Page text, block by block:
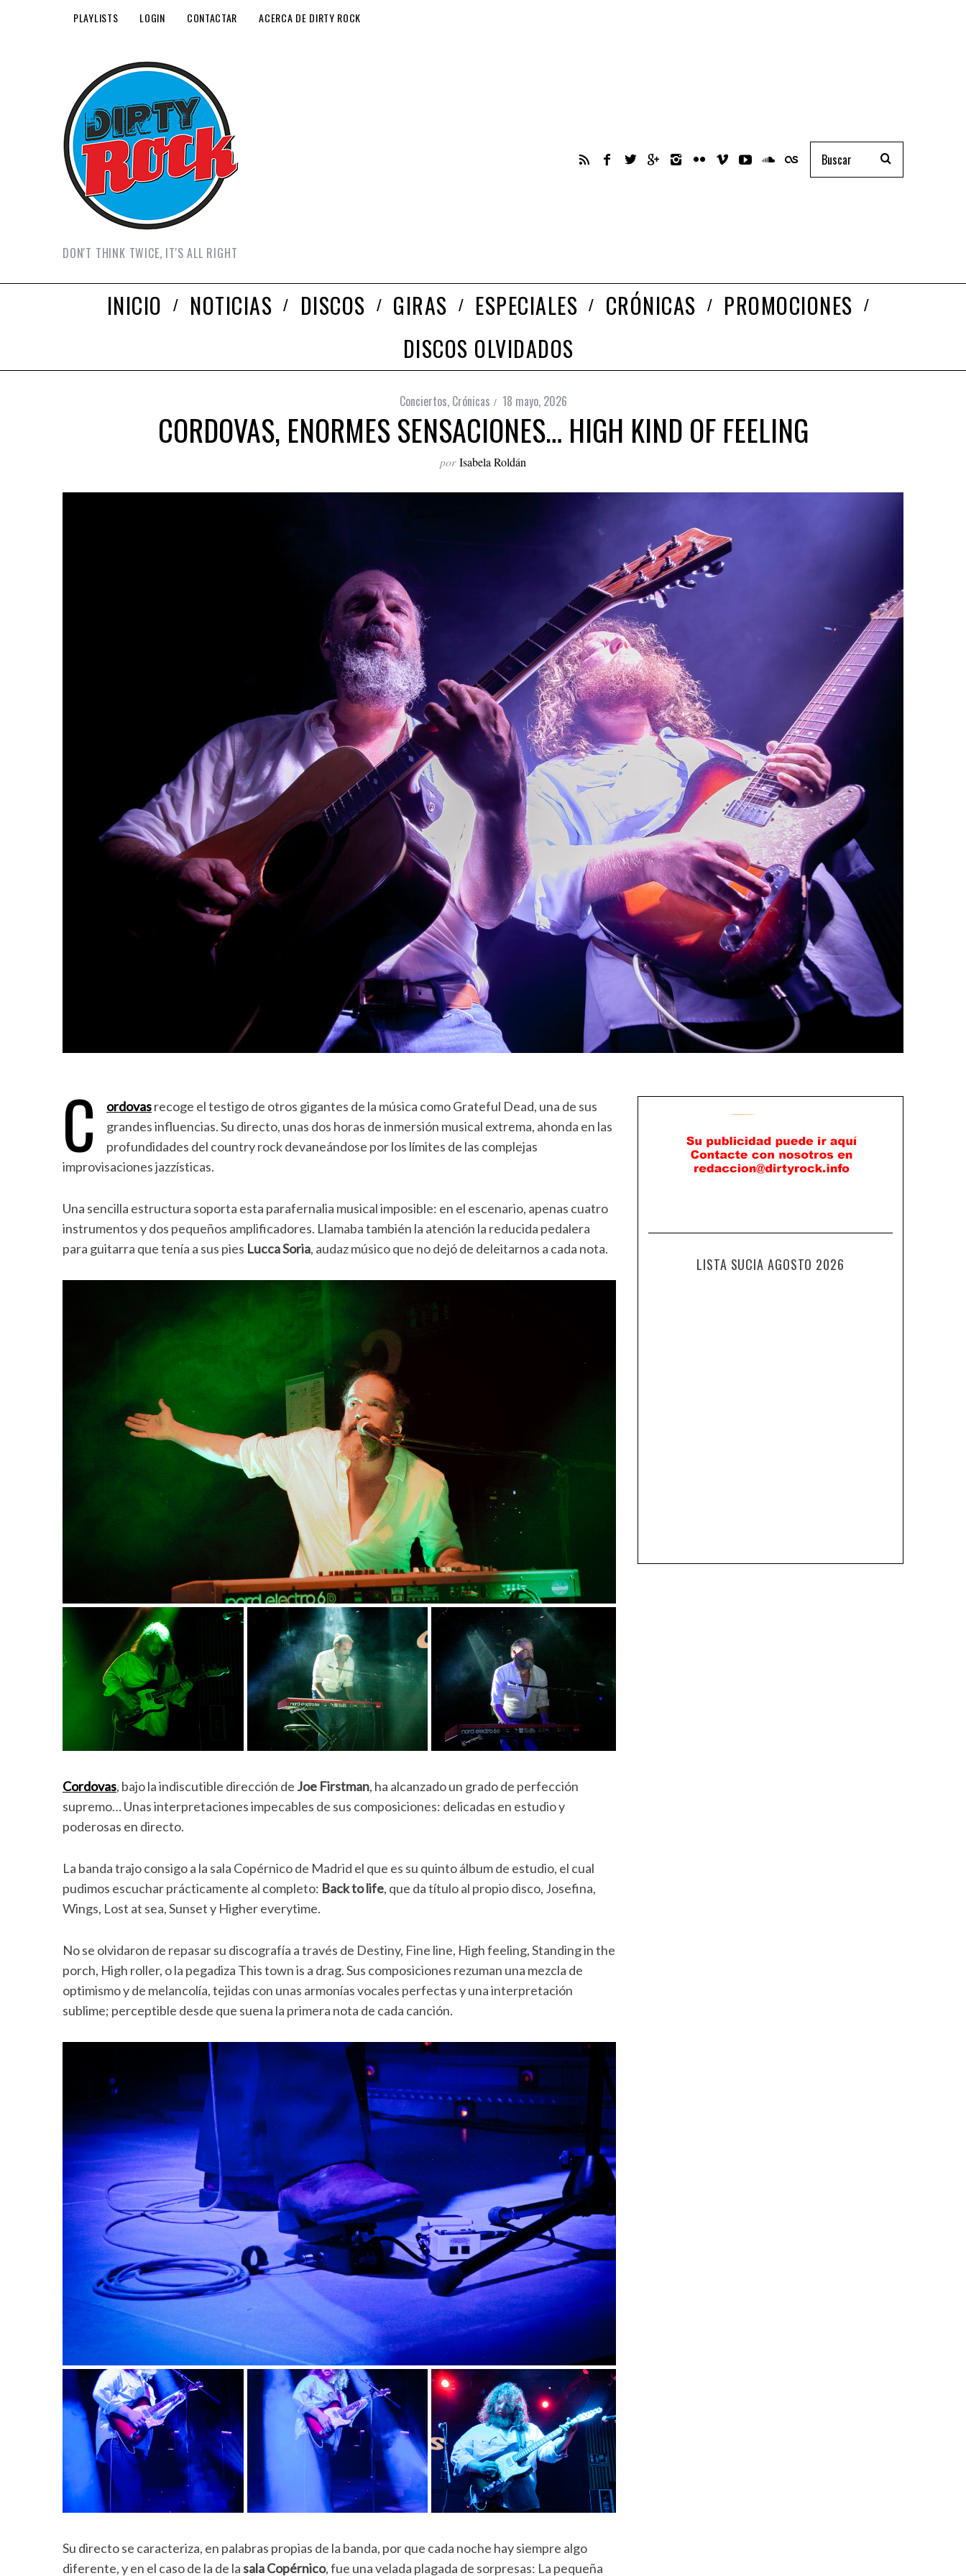
PLAYLISTS LOGIN CONTACTAR ACERCA DE DIRTY ROCK
DON'T THINK TWICE, IT'S ALL RIGHT
INICIO NOTICIAS DISCOS GIRAS ESPECIALES CRÓNICAS
PROMOCIONES
DISCOS OLVIDADOS
Conciertos, Crónicas 18 mayo, 2026
CORDOVAS, ENORMES SENSACIONES… HIGH KIND OF FEELING
por Isabela Roldán
C ordovasrecoge el testigo de otros gigantes de la música como Grateful Dead, una de sus
grandes influencias. Su directo, unas dos horas de inmersión musical extrema, ahonda en las
profundidades del country rock devaneándose por los límites de las complejas
improvisaciones jazzísticas.
Una sencilla estructura soporta esta parafernalia musical imposible: en el escenario, apenas cuatro
instrumentos y dos pequeños amplificadores. Llamaba también la atención la reducida pedalera
para guitarra que tenía a sus pies Lucca Soria, audaz músico que no dejó de deleitarnos a cada nota.
Cordovas, bajo la indiscutible dirección de Joe Firstman, ha alcanzado un grado de perfección
supremo… Unas interpretaciones impecables de sus composiciones: delicadas en estudio y
poderosas en directo.
La banda trajo consigo a la sala Copérnico de Madrid el que es su quinto álbum de estudio, el cual
pudimos escuchar prácticamente al completo: Back to life, que da título al propio disco, Josefina,
Wings, Lost at sea, Sunset y Higher everytime.
No se olvidaron de repasar su discografía a través de Destiny, Fine line, High feeling, Standing in the
porch, High roller, o la pegadiza This town is a drag. Sus composiciones rezuman una mezcla de
optimismo y de melancolía, tejidas con unas armonías vocales perfectas y una interpretación
sublime; perceptible desde que suena la primera nota de cada canción.
Su directo se caracteriza, en palabras propias de la banda, por que cada noche hay siempre algo
diferente, y en el caso de la de lasala Copérnico, fue una velada plagada de sorpresas: La pequeña
LISTA SUCIA AGOSTO 2026